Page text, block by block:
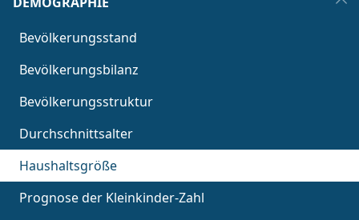
Bevölkerungsstand
Bevölkerungsbilanz
Bevölkerungsstruktur
Durchschnittsalter
Haushaltsgröße
Prognose der Kleinkinder-Zahl